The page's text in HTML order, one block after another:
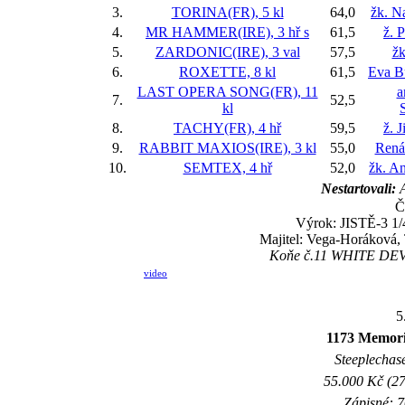
3.
TORINA(FR), 5 kl 64,0
žk.
4.
MR HAMMER(IRE), 3 hřs 61,5
ž.
5.
ZARDONIC(IRE), 3 val 57,5
6.
ROXETTE, 8 kl 61,5
Eva
7.
LAST OPERA SONG(FR), 11
kl
52,5
8.
TACHY(FR), 4 hř 59,5
ž.
9.
RABBIT MAXIOS(IRE), 3 kl 55,0
10.
SEMTEX, 4 hř 52,0
žk.
Nestartovali:
Výrok: JISTĚ-3 1/
Majitel: Vega-Horáková,
Koňe č.11 WHITE
video
1173
55.000 Kč